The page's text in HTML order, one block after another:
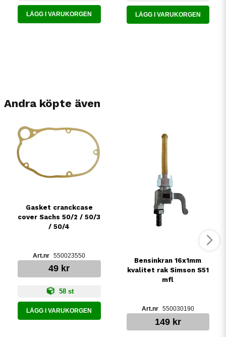
LÄGG I VARUKORGEN LÄGG I VARUKORGEN
Andra köpte även
Gasket cranckcase
cover Sachs 50/2 / 50/3
/ 50/4
550023550
49 kr
58 st
LÄGG I VARUKORGEN
Bensinkran 16x1mm
kvalitet rak Simson S51
mfl
550030190
149 kr